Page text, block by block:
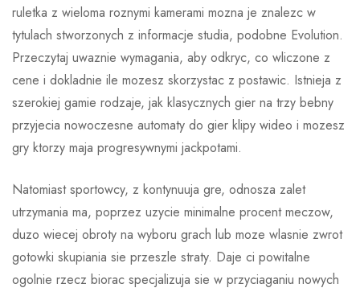
ruletka z wieloma roznymi kamerami mozna je znalezc w
tytulach stworzonych z informacje studia, podobne Evolution.
Przeczytaj uwaznie wymagania, aby odkryc, co wliczone z
cene i dokladnie ile mozesz skorzystac z postawic. Istnieja z
szerokiej gamie rodzaje, jak klasycznych gier na trzy bebny
przyjecia nowoczesne automaty do gier klipy wideo i mozesz
gry ktorzy maja progresywnymi jackpotami.
Natomiast sportowcy, z kontynuuja gre, odnosza zalet
utrzymania ma, poprzez uzycie minimalne procent meczow,
duzo wiecej obroty na wyboru grach lub moze wlasnie zwrot
gotowki skupiania sie przeszle straty. Daje ci powitalne
ogolnie rzecz biorac specjalizuja sie w przyciaganiu nowych